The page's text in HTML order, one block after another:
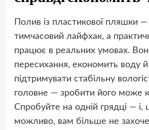
Полив із пластикової пляшки
тимчасовий лайфхак, а
працює в реальних умовах.
пересихання, економить воду
підтримувати стабільну
головне — зробити його може
Спробуйте на одній грядці — і,
можливо, вам більше не